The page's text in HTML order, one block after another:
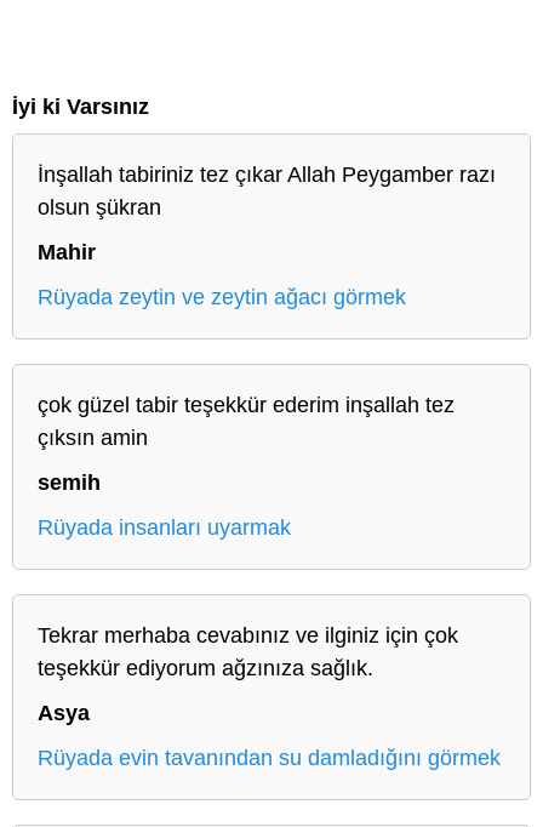
İyi ki Varsınız
İnşallah tabiriniz tez çıkar Allah Peygamber razı
olsun şükran
Mahir
Rüyada zeytin ve zeytin ağacı görmek
çok güzel tabir teşekkür ederim inşallah tez
çıksın amin
semih
Rüyada insanları uyarmak
Tekrar merhaba cevabınız ve ilginiz için çok
teşekkür ediyorum ağzınıza sağlık.
Asya
Rüyada evin tavanından su damladığını görmek